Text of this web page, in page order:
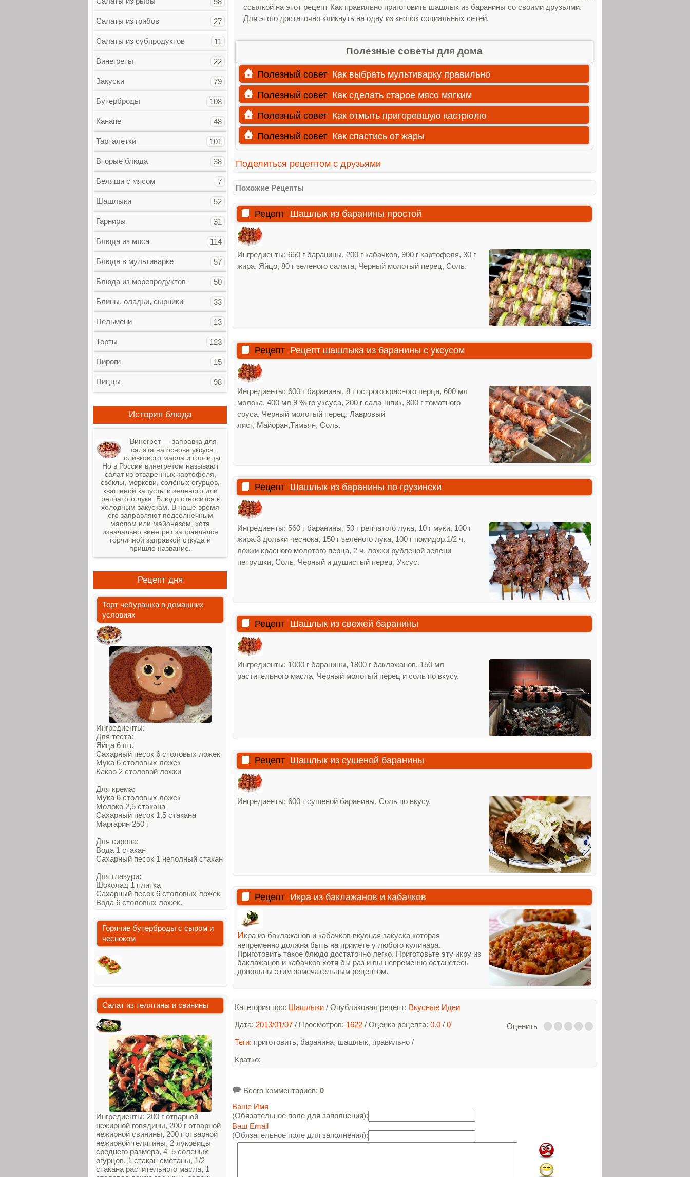
ссылкой на этот рецепт Как правильно приготовить шашлык из баранины со своими друзьями.
Для этого достаточно кликнуть на одну из кнопок социальных сетей.
Полезные советы для дома
Полезный совет Как выбрать мультиварку правильно
Полезный совет Как сделать старое мясо мягким
Полезный совет Как отмыть пригоревшую кастрюлю
Полезный совет Как спастись от жары
Поделиться рецептом с друзьями
Похожие Рецепты
Рецепт Шашлык из баранины простой
Ингредиенты: 650 г баранины, 200 г кабачков, 900 г картофеля, 30 г
жира, Яйцо, 80 г зеленого салата, Черный молотый перец, Соль.
Рецепт Рецепт шашлыка из баранины с уксусом
Ингредиенты: 600 г баранины, 8 г острого красного перца, 600 мл
молока, 400 мл 9 %-го уксуса, 200 г сала-шпик, 800 г томатного
соуса, Черный молотый перец, Лавровый
лист, Майоран,Тимьян, Соль.
Рецепт Шашлык из баранины по грузински
Ингредиенты: 560 г баранины, 50 г репчатого лука, 10 г муки, 100 г
жира,3 дольки чеснока, 150 г зеленого лука, 100 г помидор,1/2 ч.
ложки красного молотого перца, 2 ч. ложки рубленой зелени
петрушки, Соль, Черный и душистый перец, Уксус.
Рецепт Шашлык из свежей баранины
Ингредиенты: 1000 г баранины, 1800 г баклажанов, 150 мл
растительного масла, Черный молотый перец и соль по вкусу.
Рецепт Шашлык из сушеной баранины
Ингредиенты: 600 г сушеной баранины, Соль по вкусу.
Рецепт Икра из баклажанов и кабачков
Икра из баклажанов и кабачков вкусная закуска которая
непременно должна быть на примете у любого кулинара.
Приготовить такое блюдо достаточно легко. Приготовьте эту икру из
баклажанов и кабачков хотя бы раз и вы непременно останетесь
довольны этим замечательным рецептом.
Категория про: Шашлыки / Опубликовал рецепт: Вкусные Идеи
Дата: 2013/01/07 / Просмотров: 1622 / Оценка рецепта: 0.0 / 0
Оценить
Теги: приготовить, баранина, шашлык, правильно /
Кратко:
Всего комментариев: 0
Ваше Имя
(Обязательное поле для заполнения):
Ваш Email
(Обязательное поле для заполнения):
Салаты из грибов 27
Салаты из субпродуктов 11
Винегреты 22
Закуски 79
Бутерброды 108
Канапе 48
Тарталетки 101
Вторые блюда 38
Беляши с мясом 7
Шашлыки 52
Гарниры 31
Блюда из мяса 114
Блюда в мультиварке 57
Блюда из морепродуктов 50
Блины, оладьи, сырники 33
Пельмени 13
Торты 123
Пироги 15
Пиццы 98
История блюда
Винегрет — заправка для
салата на основе уксуса,
оливкового масла и горчицы.
Но в России винегретом называют
салат из отваренных картофеля,
свёклы, моркови, солёных огурцов,
квашеной капусты и зеленого или
репчатого лука. Блюдо относится к
холодным закускам. В наше время
его заправляют подсолнечным
маслом или майонезом, хотя
изначально винегрет заправлялся
горчичной заправкой откуда и
пришло название.
Рецепт дня
Торт чебурашка в домашних
условиях
Ингредиенты:
Для теста:
Яйца 6 шт.
Сахарный песок 6 столовых ложек
Мука 6 столовых ложек
Какао 2 столовой ложки
Для крема:
Мука 6 столовых ложек
Молоко 2,5 стакана
Сахарный песок 1,5 стакана
Маргарин 250 г
Для сиропа:
Вода 1 стакан
Сахарный песок 1 неполный стакан
Для глазури:
Шоколад 1 плитка
Сахарный песок 6 столовых ложек
Вода 6 столовых ложек.
Горячие бутерброды с сыром и
чесноком
Салат из телятины и свинины
Ингредиенты: 200 г отварной
нежирной говядины, 200 г отварной
нежирной свинины, 200 г отварной
нежирной телятины, 2 луковицы
среднего размера, 4–5 соленых
огурцов, 1 стакан сметаны, 1/2
стакана растительного масла, 1